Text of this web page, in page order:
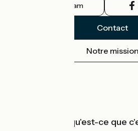
Instagram
Contact
Notre mission
Accueil Vélo qu'est-ce que